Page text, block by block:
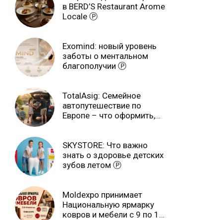
в BERD’S Restaurant Arome
Locale Ⓟ
Exomind: новый уровень
заботы о ментальном
благополучии Ⓟ
TotalAsig: Семейное
автопутешествие по
Европе – что оформить,
SKYSTORE: Что важно
знать о здоровье детских
зубов летом Ⓟ
Moldexpo принимает
Национальную ярмарку
ковров и мебели с 9 по 14